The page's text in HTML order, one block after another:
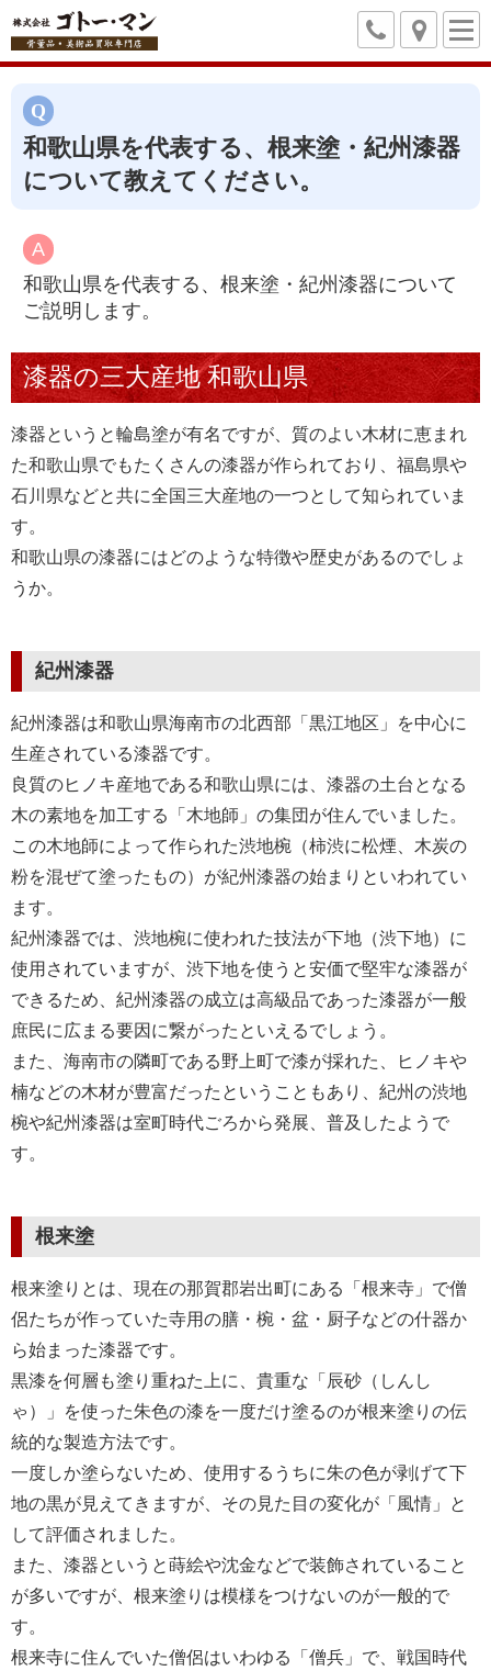
和歌山県を代表する、根来塗・紀州漆器
について教えてください。
和歌山県を代表する、根来塗・紀州漆器について
ご説明します。
漆器の三大産地 和歌山県
漆器というと輪島塗が有名ですが、質のよい木材に恵まれ
た和歌山県でもたくさんの漆器が作られており、福島県や
石川県などと共に全国三大産地の一つとして知られていま
す。
和歌山県の漆器にはどのような特徴や歴史があるのでしょ
うか。
紀州漆器
紀州漆器は和歌山県海南市の北西部「黒江地区」を中心に
生産されている漆器です。
良質のヒノキ産地である和歌山県には、漆器の土台となる
木の素地を加工する「木地師」の集団が住んでいました。
この木地師によって作られた渋地椀（柿渋に松煙、木炭の
粉を混ぜて塗ったもの）が紀州漆器の始まりといわれてい
ます。
紀州漆器では、渋地椀に使われた技法が下地（渋下地）に
使用されていますが、渋下地を使うと安価で堅牢な漆器が
できるため、紀州漆器の成立は高級品であった漆器が一般
庶民に広まる要因に繋がったといえるでしょう。
また、海南市の隣町である野上町で漆が採れた、ヒノキや
楠などの木材が豊富だったということもあり、紀州の渋地
椀や紀州漆器は室町時代ごろから発展、普及したようで
す。
根来塗
根来塗りとは、現在の那賀郡岩出町にある「根来寺」で僧
侶たちが作っていた寺用の膳・椀・盆・厨子などの什器か
ら始まった漆器です。
黒漆を何層も塗り重ねた上に、貴重な「辰砂（しんし
ゃ）」を使った朱色の漆を一度だけ塗るのが根来塗りの伝
統的な製造方法です。
一度しか塗らないため、使用するうちに朱の色が剥げて下
地の黒が見えてきますが、その見た目の変化が「風情」と
して評価されました。
また、漆器というと蒔絵や沈金などで装飾されていること
が多いですが、根来塗りは模様をつけないのが一般的で
す。
根来寺に住んでいた僧侶はいわゆる「僧兵」で、戦国時代